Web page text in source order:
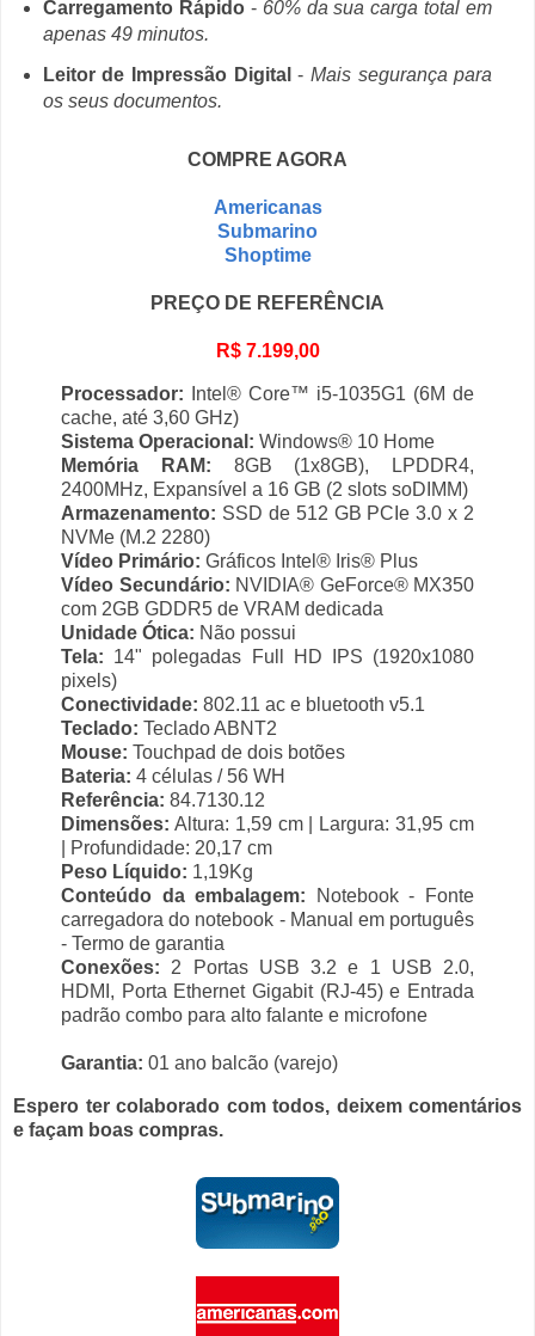
Carregamento Rápido- 60% da sua carga total em
apenas 49 minutos.
Leitor de Impressão Digital -Mais segurança para
os seus documentos.
COMPRE AGORA
Americanas
Submarino
Shoptime
PREÇO DE REFERÊNCIA
R$ 7.199,00
Processador: Intel® Core™ i5-1035G1 (6M de
cache, até 3,60 GHz)
Sistema Operacional: Windows® 10 Home
Memória RAM: 8GB (1x8GB), LPDDR4,
2400MHz, Expansível a 16 GB (2 slots soDIMM)
Armazenamento: SSD de 512 GB PCIe 3.0 x 2
NVMe (M.2 2280)
Vídeo Primário: Gráficos Intel® Iris® Plus
Vídeo Secundário: NVIDIA® GeForce® MX350
com 2GB GDDR5 de VRAM dedicada
Unidade Ótica: Não possui
Tela: 14" polegadas Full HD IPS (1920x1080
pixels)
Conectividade: 802.11 ac e bluetooth v5.1
Teclado: Teclado ABNT2
Mouse: Touchpad de dois botões
Bateria: 4 células / 56 WH
Referência: 84.7130.12
Dimensões: Altura: 1,59 cm | Largura: 31,95 cm
| Profundidade: 20,17 cm
Peso Líquido: 1,19Kg
Conteúdo da embalagem: Notebook - Fonte
carregadora do notebook - Manual em português
- Termo de garantia
Conexões: 2 Portas USB 3.2 e 1 USB 2.0,
HDMI, Porta Ethernet Gigabit (RJ-45) e Entrada
padrão combo para alto falante e microfone
Garantia: 01 ano balcão (varejo)
Espero ter colaborado com todos, deixem comentários
e façam boas compras.